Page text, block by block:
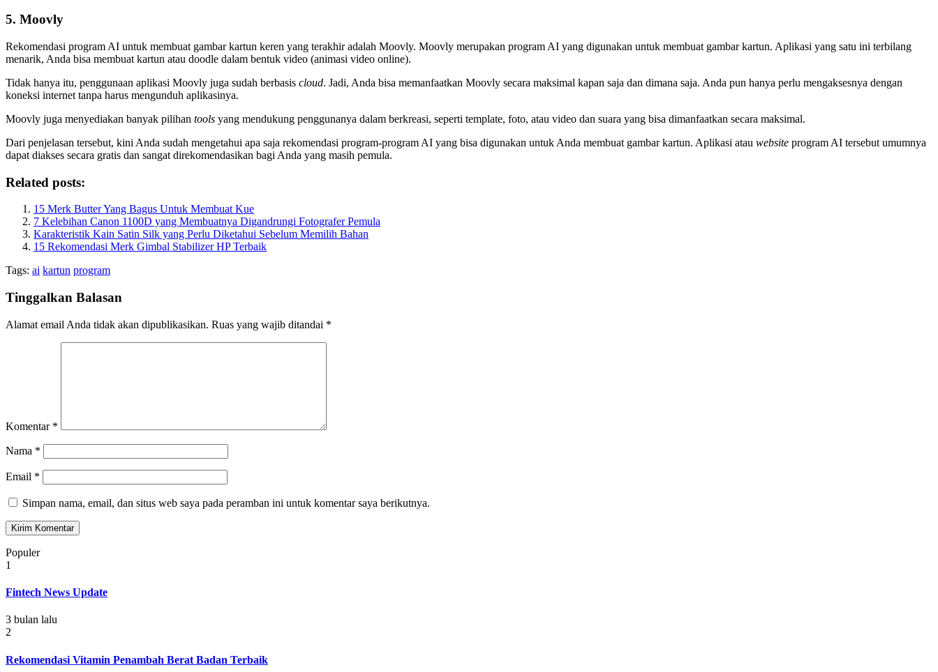
5. Moovly
Rekomendasi program AI untuk membuat gambar kartun keren yang terakhir adalah Moovly. Moovly merupakan program AI yang digunakan untuk membuat gambar kartun. Aplikasi yang satu ini terbilang
menarik, Anda bisa membuat kartun atau doodle dalam bentuk video (animasi video online).
Tidak hanya itu, penggunaan aplikasi Moovly juga sudah berbasis cloud. Jadi, Anda bisa memanfaatkan Moovly secara maksimal kapan saja dan dimana saja. Anda pun hanya perlu mengaksesnya dengan
koneksi internet tanpa harus mengunduh aplikasinya.
Moovly juga menyediakan banyak pilihan tools yang mendukung penggunanya dalam berkreasi, seperti template, foto, atau video dan suara yang bisa dimanfaatkan secara maksimal.
Dari penjelasan tersebut, kini Anda sudah mengetahui apa saja rekomendasi program-program AI yang bisa digunakan untuk Anda membuat gambar kartun. Aplikasi atau website program AI tersebut umumnya
dapat diakses secara gratis dan sangat direkomendasikan bagi Anda yang masih pemula.
Related posts:
15 Merk Butter Yang Bagus Untuk Membuat Kue
7 Kelebihan Canon 1100D yang Membuatnya Digandrungi Fotografer Pemula
Karakteristik Kain Satin Silk yang Perlu Diketahui Sebelum Memilih Bahan
15 Rekomendasi Merk Gimbal Stabilizer HP Terbaik
Tags: ai kartun program
Tinggalkan Balasan
Alamat email Anda tidak akan dipublikasikan. Ruas yang wajib ditandai *
Komentar *
Nama *
Email *
Simpan nama, email, dan situs web saya pada peramban ini untuk komentar saya berikutnya.
Populer
1
Fintech News Update
3 bulan lalu
2
Rekomendasi Vitamin Penambah Berat Badan Terbaik